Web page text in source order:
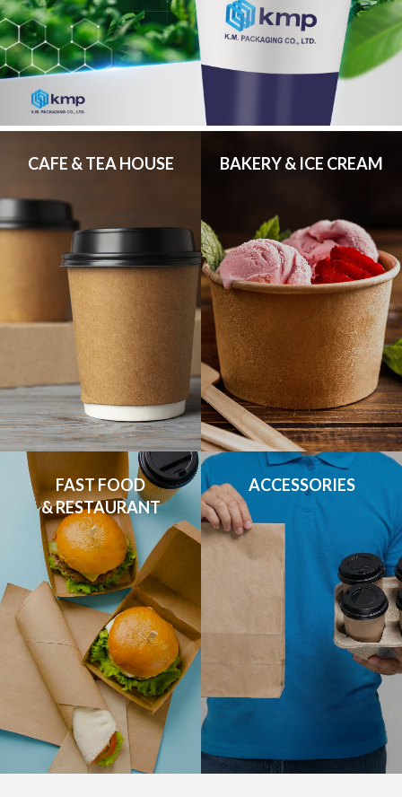
CAFE & TEA HOUSE BAKERY & ICE CREAM
FAST FOOD
& RESTAURANT
ACCESSORIES